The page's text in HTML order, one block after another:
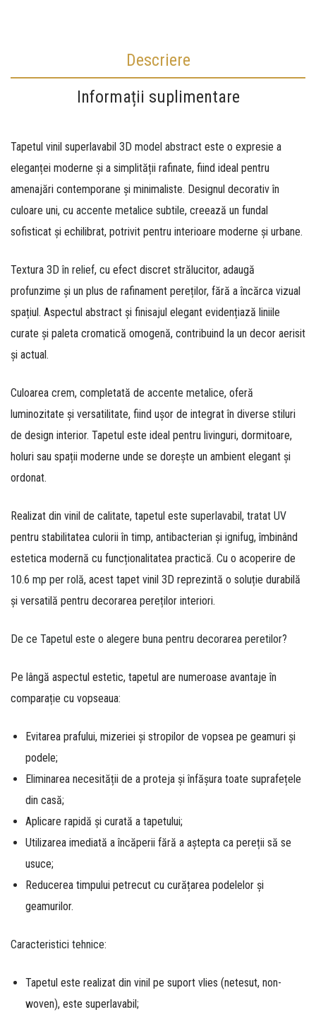
Descriere
Informații suplimentare
Tapetul vinil superlavabil 3D model abstract este o expresie a
eleganței moderne și a simplității rafinate, fiind ideal pentru
amenajări contemporane și minimaliste. Designul decorativ în
culoare uni, cu accente metalice subtile, creează un fundal
sofisticat și echilibrat, potrivit pentru interioare moderne și urbane.
Textura 3D în relief, cu efect discret strălucitor, adaugă
profunzime și un plus de rafinament pereților, fără a încărca vizual
spațiul. Aspectul abstract și finisajul elegant evidențiază liniile
curate și paleta cromatică omogenă, contribuind la un decor aerisit
și actual.
Culoarea crem, completată de accente metalice, oferă
luminozitate și versatilitate, fiind ușor de integrat în diverse stiluri
de design interior. Tapetul este ideal pentru livinguri, dormitoare,
holuri sau spații moderne unde se dorește un ambient elegant și
ordonat.
Realizat din vinil de calitate, tapetul este superlavabil, tratat UV
pentru stabilitatea culorii în timp, antibacterian și ignifug, îmbinând
estetica modernă cu funcționalitatea practică. Cu o acoperire de
10.6 mp per rolă, acest tapet vinil 3D reprezintă o soluție durabilă
și versatilă pentru decorarea pereților interiori.
De ce Tapetul este o alegere buna pentru decorarea peretilor?
Pe lângă aspectul estetic, tapetul are numeroase avantaje în
comparație cu vopseaua:
Evitarea prafului, mizeriei și stropilor de vopsea pe geamuri și
podele;
Eliminarea necesității de a proteja și înfășura toate suprafețele
din casă;
Aplicare rapidă și curată a tapetului;
Utilizarea imediată a încăperii fără a aștepta ca pereții să se
usuce;
Reducerea timpului petrecut cu curățarea podelelor și
geamurilor.
Caracteristici tehnice:
Tapetul este realizat din vinil pe suport vlies (netesut, non-
woven), este superlavabil;